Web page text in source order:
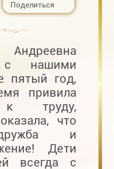
Поделиться
Андреевна
с нашими
пятый год,
привила
труду,
что
и
Дети
всегда с